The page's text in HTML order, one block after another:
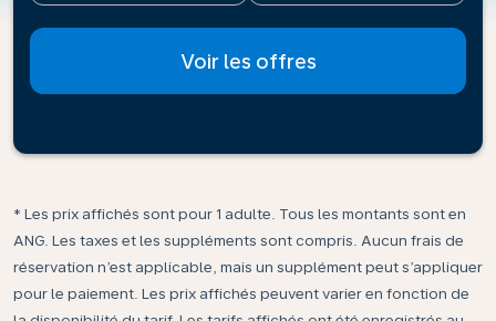
Voir les offres
* Les prix affichés sont pour 1 adulte. Tous les montants sont en
ANG. Les taxes et les suppléments sont compris. Aucun frais de
réservation n’est applicable, mais un supplément peut s’appliquer
pour le paiement. Les prix affichés peuvent varier en fonction de